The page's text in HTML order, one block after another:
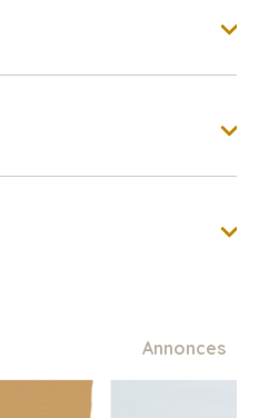
2026
Annonces